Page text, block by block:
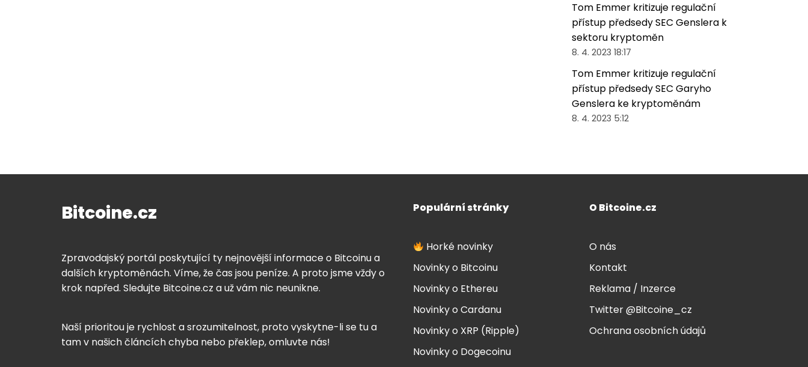
Tom Emmer kritizuje regulační
přístup předsedy SEC Genslera k
sektoru kryptoměn
8. 4. 2023 18:17
Tom Emmer kritizuje regulační
přístup předsedy SEC Garyho
Genslera ke kryptoměnám
8. 4. 2023 5:12
Bitcoine.cz
Zpravodajský portál poskytující ty nejnovější informace o Bitcoinu a
dalších kryptoměnách. Víme, že čas jsou peníze. A proto jsme vždy o
krok napřed. Sledujte Bitcoine.cz a už vám nic neunikne.
Naší prioritou je rychlost a srozumitelnost, proto vyskytne-li se tu a
tam v našich článcích chyba nebo překlep, omluvte nás!
Populární stránky
Horké novinky
Novinky o Bitcoinu
Novinky o Ethereu
Novinky o Cardanu
Novinky o XRP (Ripple)
Novinky o Dogecoinu
O Bitcoine.cz
O nás
Kontakt
Reklama / Inzerce
Twitter @Bitcoine_cz
Ochrana osobních údajů